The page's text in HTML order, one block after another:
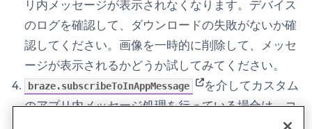
リ内メッセージが表示されなくなります。デバイス
のログを確認して、ダウンロードの失敗がないか確
認してください。画像を一時的に削除して、メッセ
ージが表示されるかどうか試してみてください。
braze.subscribeToInAppMessage (opens in new tab)
を介してカスタム
のアプリ内メッセージ処理を行っている場合は、コ
ールバックが表示を抑制していないことを確認して